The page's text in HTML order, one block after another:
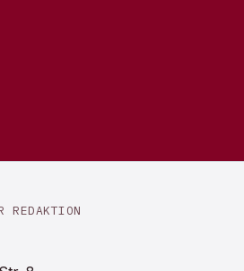
REDAKTION